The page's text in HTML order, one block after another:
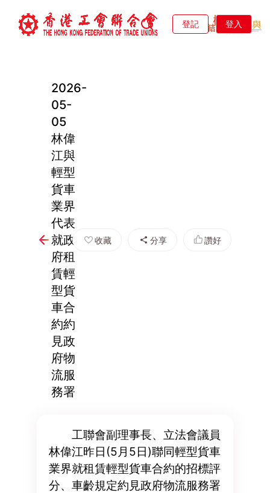
登記 登入
2026-
05-
05
林偉
江與
輕型
貨車
業界
代表
就政
府租
賃輕
型貨
車合
約約
見政
府物
流服
務署
收藏 分享 讚好
工聯會副理事長、立法會議員
林偉江昨日(5月5日)聯同輕型貨車
業界就租賃輕型貨車合約的招標評
分、車齡規定約見政府物流服務署